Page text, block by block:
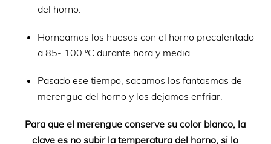
del horno.
Horneamos los huesos con el horno precalentado
a 85- 100 ºC durante hora y media.
Pasado ese tiempo, sacamos los fantasmas de
merengue del horno y los dejamos enfriar.
Para que el merengue conserve su color blanco, la
clave es no subir la temperatura del horno, si lo